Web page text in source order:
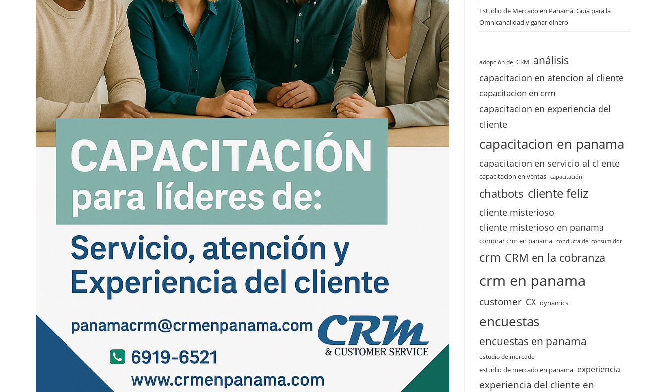
Estudio de Mercado en Panamá: Guía para la
Omnicanalidad y ganar dinero
adopción del CRM análisis
capacitacion en atencion al cliente
capacitacion en crm
capacitacion en experiencia del
cliente
capacitacion en panama
capacitacion en servicio al cliente
capacitacion en ventas capacitación
chatbots cliente feliz
cliente misterioso
cliente misterioso en panama
comprar crm en panama conducta del consumidor
crm CRM en la cobranza
crm en panama
customer CX dynamics
encuestas
encuestas en panama
estudio de mercado
estudio de mercado en panama experiencia
experiencia del cliente en